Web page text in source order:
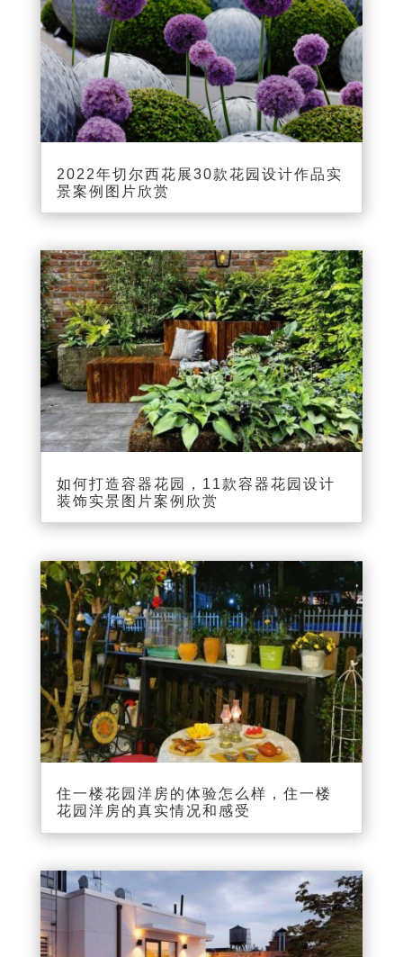
2022年切尔西花展30款花园设计作品实
景案例图片欣赏
如何打造容器花园，11款容器花园设计
装饰实景图片案例欣赏
住一楼花园洋房的体验怎么样，住一楼
花园洋房的真实情况和感受